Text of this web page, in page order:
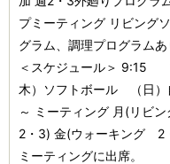
プミーティング リビング
グラム、調理プログラム
＜スケジュール＞
木）ソフトボール （日
～ ミーティング 月(リビ
2・3) 金(ウォーキング 2
ミーティングに出席。